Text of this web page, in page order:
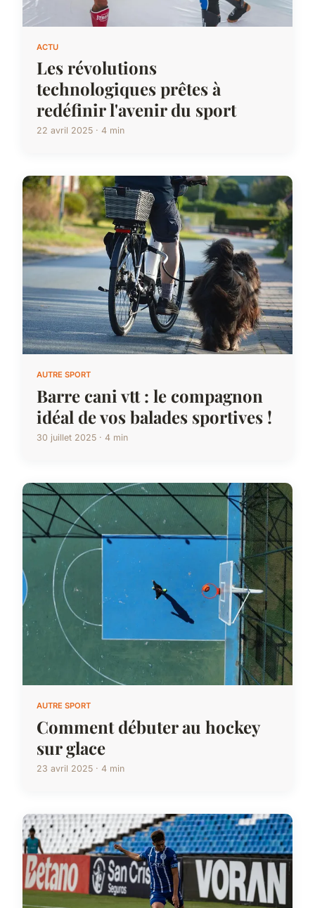
ACTU
Les révolutions
technologiques prêtes à
redéfinir l'avenir du sport
22 avril 2025 · 4 min
AUTRE SPORT
Barre cani vtt : le compagnon
idéal de vos balades sportives !
30 juillet 2025 · 4 min
AUTRE SPORT
Comment débuter au hockey
sur glace
23 avril 2025 · 4 min